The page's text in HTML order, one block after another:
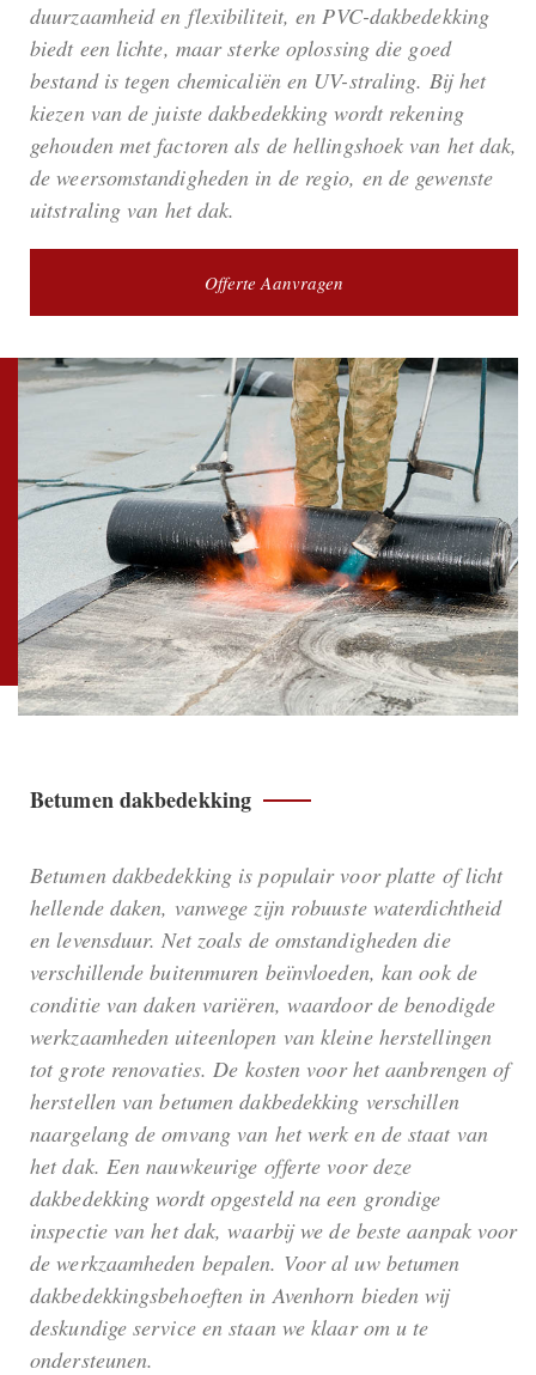
duurzaamheid en flexibiliteit, en PVC-dakbedekking
biedt een lichte, maar sterke oplossing die goed
bestand is tegen chemicaliën en UV-straling. Bij het
kiezen van de juiste dakbedekking wordt rekening
gehouden met factoren als de hellingshoek van het dak,
de weersomstandigheden in de regio, en de gewenste
uitstraling van het dak.
Offerte Aanvragen
Betumen dakbedekking
Betumen dakbedekking is populair voor platte of licht
hellende daken, vanwege zijn robuuste waterdichtheid
en levensduur. Net zoals de omstandigheden die
verschillende buitenmuren beïnvloeden, kan ook de
conditie van daken variëren, waardoor de benodigde
werkzaamheden uiteenlopen van kleine herstellingen
tot grote renovaties. De kosten voor het aanbrengen of
herstellen van betumen dakbedekking verschillen
naargelang de omvang van het werk en de staat van
het dak. Een nauwkeurige offerte voor deze
dakbedekking wordt opgesteld na een grondige
inspectie van het dak, waarbij we de beste aanpak voor
de werkzaamheden bepalen. Voor al uw betumen
dakbedekkingsbehoeften in Avenhorn bieden wij
deskundige service en staan we klaar om u te
ondersteunen.